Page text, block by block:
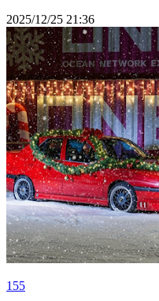
2025/12/25 21:36
155